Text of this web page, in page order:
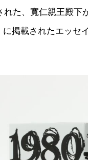
た、寬仁親王殿下
掲載されたエッセ